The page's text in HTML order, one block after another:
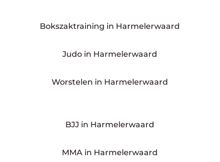
Bokszaktraining in Harmelerwaard
Judo in Harmelerwaard
Worstelen in Harmelerwaard
BJJ in Harmelerwaard
MMA in Harmelerwaard